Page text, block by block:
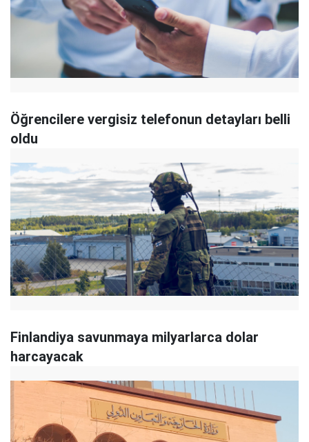
Öğrencilere vergisiz telefonun detayları belli
oldu
Finlandiya savunmaya milyarlarca dolar
harcayacak